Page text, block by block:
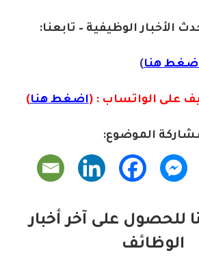
دث الأخبار الوظيفية – تابعنا:
هنا)
على الواتساب : (اضغط هنا)
الموضوع:
للحصول على آخر أخبار
الوظائف